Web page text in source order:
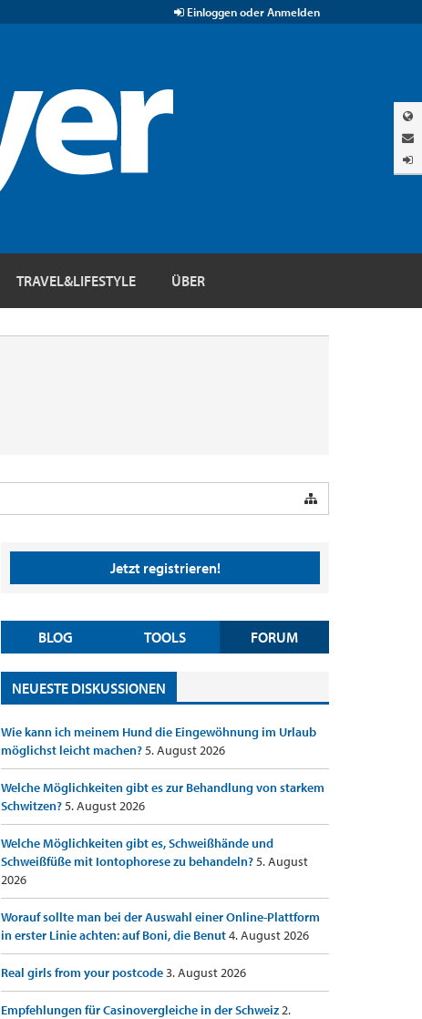
Einloggen oder Anmelden
TRAVEL&LIFESTYLE ÜBER
Jetzt registrieren!
BLOG TOOLS FORUM
NEUESTE DISKUSSIONEN
Wie kann ich meinem Hund die Eingewöhnung im Urlaub
möglichst leicht machen?5. August 2026
Welche Möglichkeiten gibt es zur Behandlung von starkem
Schwitzen?5. August 2026
Welche Möglichkeiten gibt es, Schweißhände und
Schweißfüße mit Iontophorese zu behandeln?5. August
2026
Worauf sollte man bei der Auswahl einer Online-Plattform
in erster Linie achten: auf Boni, die Benut4. August 2026
Real girls from your postcode3. August 2026
Empfehlungen für Casinovergleiche in der Schweiz2.